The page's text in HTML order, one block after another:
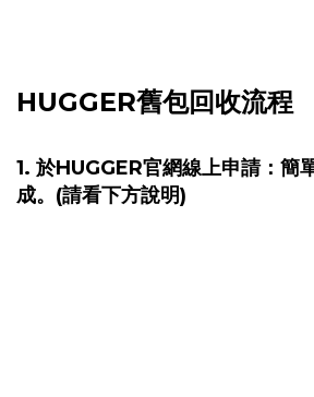
HUGGER舊包回收流程
1. 於HUGGER官網線上申請：簡
成。(請看下方說明)